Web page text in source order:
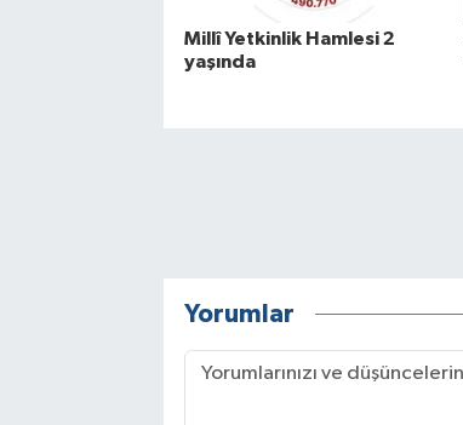
Millî Yetkinlik Hamlesi 2
yaşında
Yorumlar